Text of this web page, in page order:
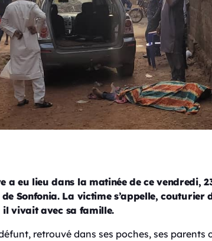
a eu lieu dans la matinée de ce vendredi,
Sonfonia. La victime s’appelle, couturier
vivait avec sa famille.
retrouvé dans ses poches, ses parents